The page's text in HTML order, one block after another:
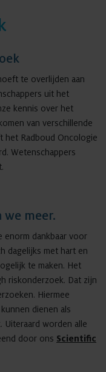
te overlijden aan
uit het
kennis over het
van verschillende
het Radboud Oncologie
Wetenschappers
we meer.
enorm dankbaar voor
dagelijks met hart en
te maken. Het
riskonderzoek. Dat zijn
Hiermee
dienen als
Uiteraard worden alle
door ons Scientific